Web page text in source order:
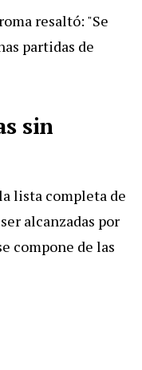
resaltó: "Se
partidas de
sin
lista completa de
alcanzadas por
compone de las